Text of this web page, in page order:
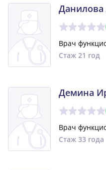
Врач
Стаж 21 год
Демина
Врач
Стаж 33 года